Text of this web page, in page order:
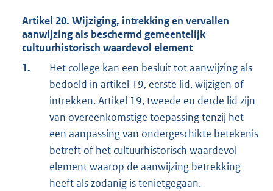
Artikel 20. Wijziging, intrekking en vervallen
aanwijzing als beschermd gemeentelijk
cultuurhistorisch waardevol element
1.
Het college kan een besluit tot aanwijzing als
bedoeld in artikel 19, eerste lid, wijzigen of
intrekken. Artikel 19, tweede en derde lid zijn
van overeenkomstige toepassing tenzij het
een aanpassing van ondergeschikte betekenis
betreft of het cultuurhistorisch waardevol
element waarop de aanwijzing betrekking
heeft als zodanig is tenietgegaan.